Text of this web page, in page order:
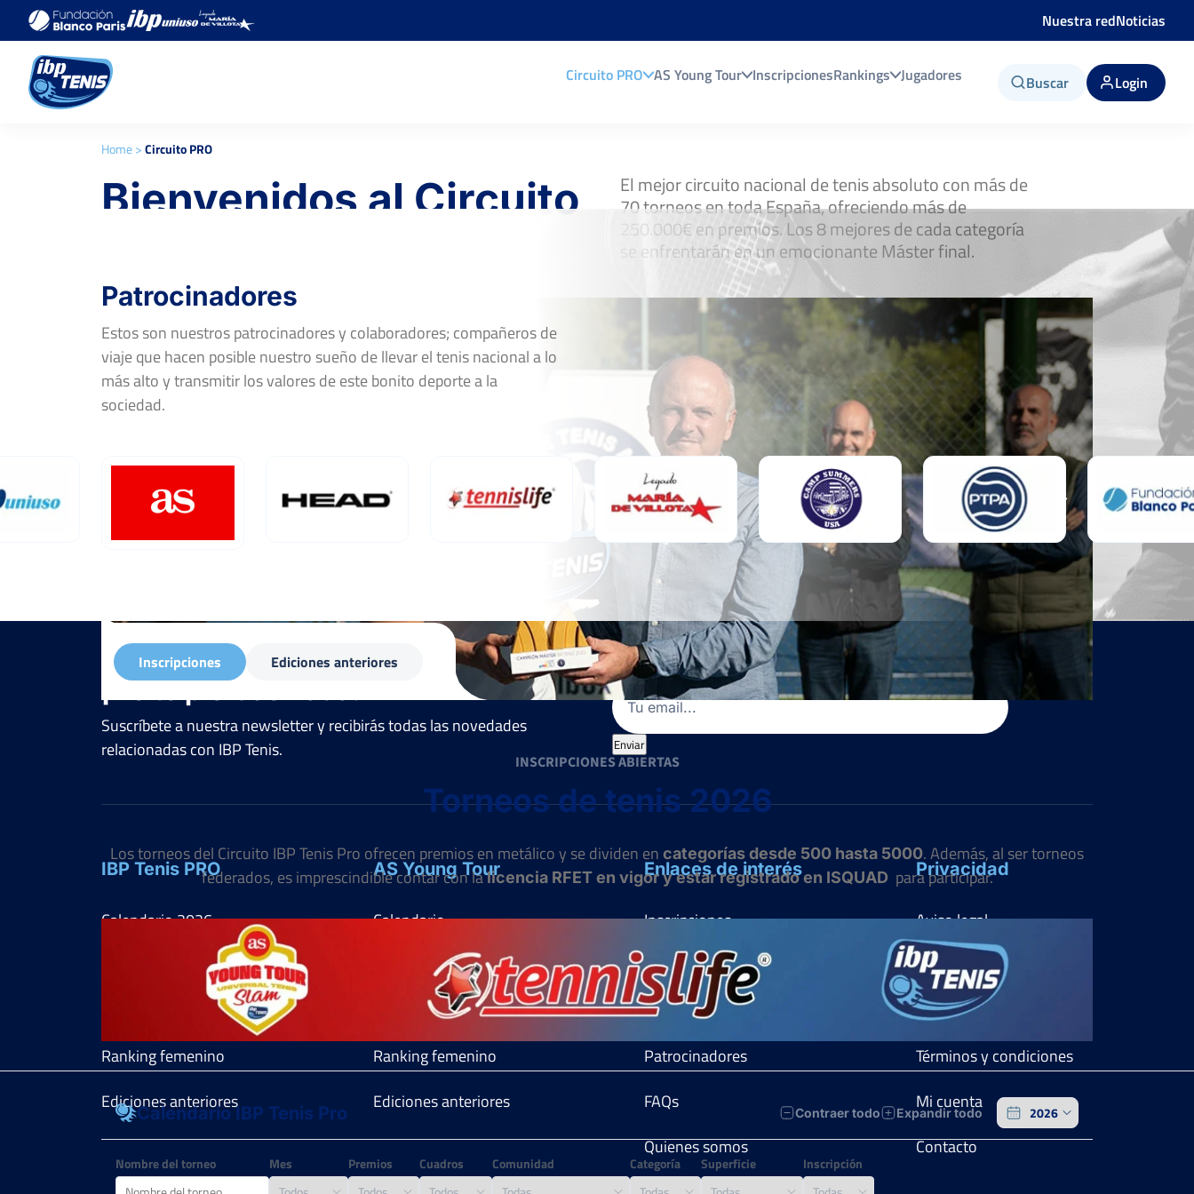
Nuestra redNoticias
Circuito PRO AS Young Tour InscripcionesRankings Jugadores Buscar Login
Home>Circuito PRO
Bienvenidos al Circuito
El mejor circuito nacional de tenis absoluto con más de
70 torneos en toda España, ofreciendo más de
250.000€ en premios. Los 8 mejores de cada categoría
se enfrentarán en un emocionante Máster final.
Inscripciones Ediciones anteriores
INSCRIPCIONES ABIERTAS
Torneos de tenis 2026
Los torneos del Circuito IBP Tenis Pro ofrecen premios en metálico y se dividen en categorías desde 500 hasta 5000. Además, al ser torneos
federados, es imprescindible contar con lalicencia RFET en vigor y estar registrado en ISQUAD para participar.
Calendario IBP Tenis Pro Contraer todo Expandir todo
Nombre del torneo Mes Premios Cuadros Comunidad Categoría Superficie Inscripción
Patrocinadores
Estos son nuestros patrocinadores y colaboradores; compañeros de
viaje que hacen posible nuestro sueño de llevar el tenis nacional a lo
más alto y transmitir los valores de este bonito deporte a la
sociedad.
¡No te pierdas nada!
Suscríbete a nuestra newsletter y recibirás todas las novedades
relacionadas con IBP Tenis.
Email (Obligatorio)
Enviar
IBP Tenis PRO
Calendario2026
Ranking masculino
Ranking femenino
Ediciones anteriores
AS Young Tour
Calendario
Reglamento
Ranking masculino
Ranking femenino
Ediciones anteriores
Enlaces de interés
Inscripciones
Noticias
Jugadores
Patrocinadores
FAQs
Quienes somos
Privacidad
Aviso legal
Política de privacidad
Política de cookies
Términos y condiciones
Mi cuenta
Contacto